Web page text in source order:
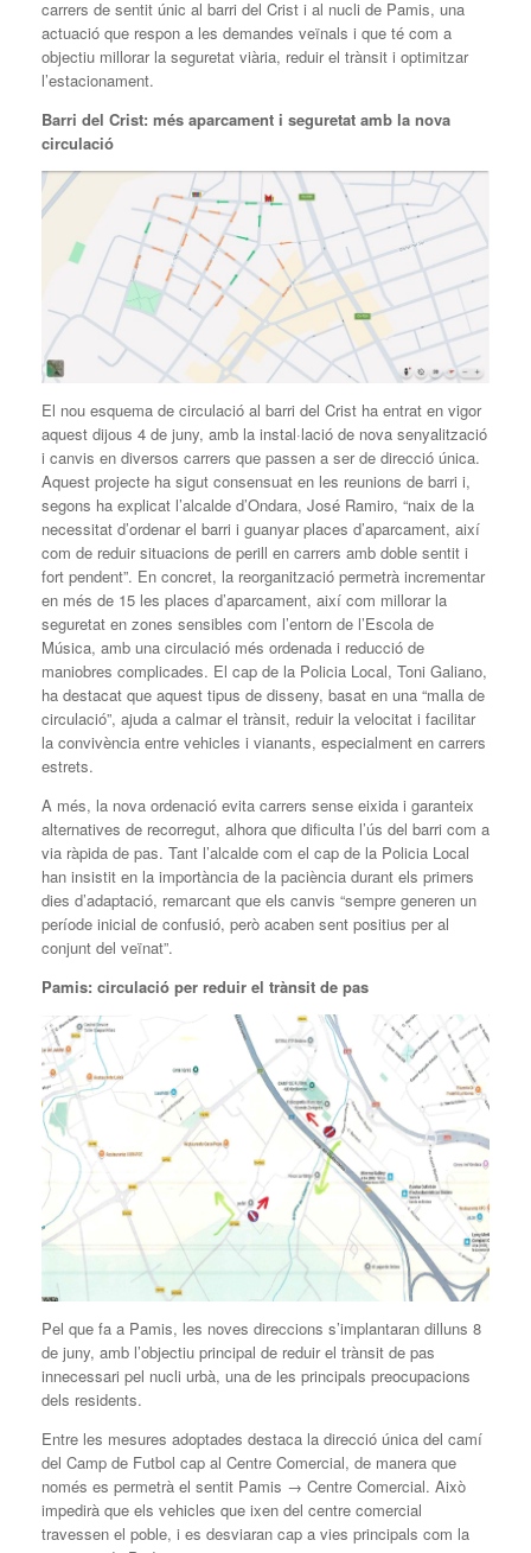
carrers de sentit únic al barri del Crist i al nucli de Pamis, una
actuació que respon a les demandes veïnals i que té com a
objectiu millorar la seguretat viària, reduir el trànsit i optimitzar
l’estacionament.
Barri del Crist: més aparcament i seguretat amb la nova
circulació
El nou esquema de circulació al barri del Crist ha entrat en vigor
aquest dijous 4 de juny, amb la instal·lació de nova senyalització
i canvis en diversos carrers que passen a ser de direcció única.
Aquest projecte ha sigut consensuat en les reunions de barri i,
segons ha explicat l’alcalde d’Ondara, José Ramiro, “naix de la
necessitat d’ordenar el barri i guanyar places d’aparcament, així
com de reduir situacions de perill en carrers amb doble sentit i
fort pendent”. En concret, la reorganització permetrà incrementar
en més de 15 les places d’aparcament, així com millorar la
seguretat en zones sensibles com l’entorn de l’Escola de
Música, amb una circulació més ordenada i reducció de
maniobres complicades. El cap de la Policia Local, Toni Galiano,
ha destacat que aquest tipus de disseny, basat en una “malla de
circulació”, ajuda a calmar el trànsit, reduir la velocitat i facilitar
la convivència entre vehicles i vianants, especialment en carrers
estrets.
A més, la nova ordenació evita carrers sense eixida i garanteix
alternatives de recorregut, alhora que dificulta l’ús del barri com a
via ràpida de pas. Tant l’alcalde com el cap de la Policia Local
han insistit en la importància de la paciència durant els primers
dies d’adaptació, remarcant que els canvis “sempre generen un
període inicial de confusió, però acaben sent positius per al
conjunt del veïnat”.
Pamis: circulació per reduir el trànsit de pas
Pel que fa a Pamis, les noves direccions s’implantaran dilluns 8
de juny, amb l’objectiu principal de reduir el trànsit de pas
innecessari pel nucli urbà, una de les principals preocupacions
dels residents.
Entre les mesures adoptades destaca la direcció única del camí
del Camp de Futbol cap al Centre Comercial, de manera que
només es permetrà el sentit Pamis → Centre Comercial. Això
impedirà que els vehicles que ixen del centre comercial
travessen el poble, i es desviaran cap a vies principals com la